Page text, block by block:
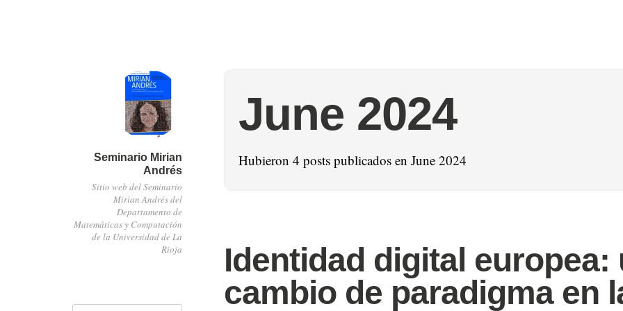
Seminario Mirian
Andrés
Sitio web del Seminario
Mirian Andrés del
Departamento de
Matemáticas y Computación
de la Universidad de La
Rioja
June 2024
Hubieron 4 posts publicados en June 2024
Identidad digital europea:
cambio de paradigma en